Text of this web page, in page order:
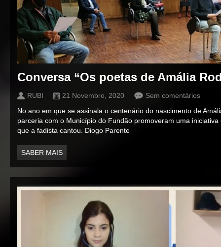
Conversa “Os poetas de Amália
RUBI 21 Novembro, 2020
Sem comentários
No ano em que se assinala o centenário do nascimento de
parceria com o Município do Fundão promoveram uma
que a fadista cantou. Diogo Parente
SABER MAIS